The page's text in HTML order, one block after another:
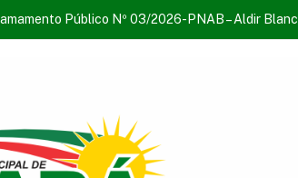
Público Nº 03/2026-PNAB – Aldir Blanc